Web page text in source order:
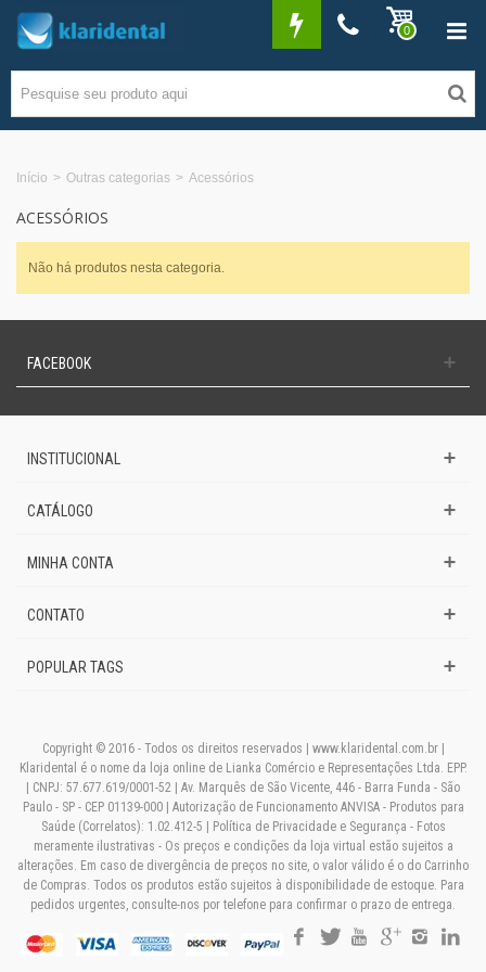
0
Início > Outras categorias > Acessórios
ACESSÓRIOS
Não há produtos nesta categoria.
FACEBOOK
INSTITUCIONAL
CATÁLOGO
MINHA CONTA
CONTATO
POPULAR TAGS
Copyright © 2016 - Todos os direitos reservados | www.klaridental.com.br |
Klaridental é o nome da loja online de Lianka Comércio e Representações Ltda. EPP.
| CNPJ: 57.677.619/0001-52 | Av. Marquês de São Vicente, 446 - Barra Funda - São
Paulo - SP - CEP 01139-000 | Autorização de Funcionamento ANVISA - Produtos para
Saúde (Correlatos): 1.02.412-5 | Política de Privacidade e Segurança - Fotos
meramente ilustrativas - Os preços e condições da loja virtual estão sujeitos a
alterações. Em caso de divergência de preços no site, o valor válido é o do Carrinho
de Compras. Todos os produtos estão sujeitos à disponibilidade de estoque. Para
pedidos urgentes, consulte-nos por telefone para confirmar o prazo de entrega.